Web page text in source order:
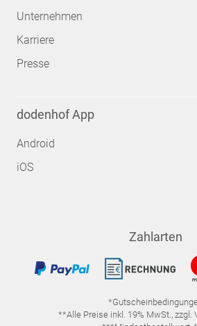
Unternehmen
Karriere
Presse
dodenhof App
Android
iOS
Zahlarten
**Alle Preise inkl. 19% MwSt., zzgl.